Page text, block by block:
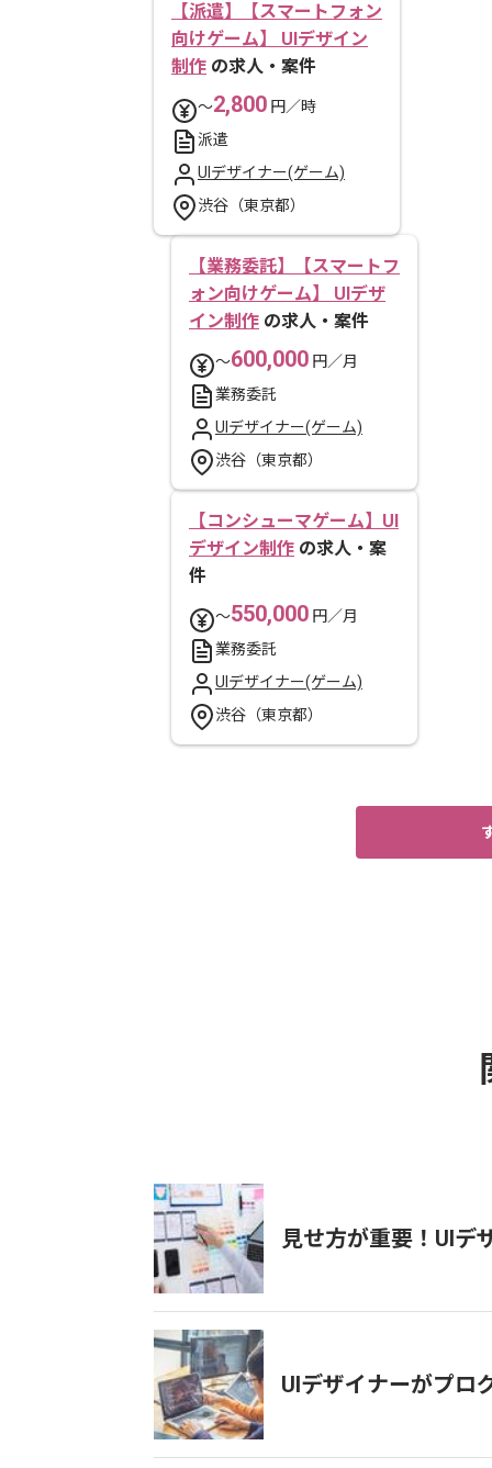
【派遣】【スマートフォン
向けゲーム】 UIデザイン
制作 の求人・案件
〜2,800 円／時
派遣
UIデザイナー(ゲーム)
渋谷（東京都）
【業務委託】【スマートフ
ォン向けゲーム】 UIデザ
イン制作 の求人・案件
〜600,000 円／月
業務委託
UIデザイナー(ゲーム)
渋谷（東京都）
【コンシューマゲーム】UI
デザイン制作 の求人・案
件
〜550,000 円／月
業務委託
UIデザイナー(ゲーム)
渋谷（東京都）
見せ方が重要！UIデ
UIデザイナーがプロ